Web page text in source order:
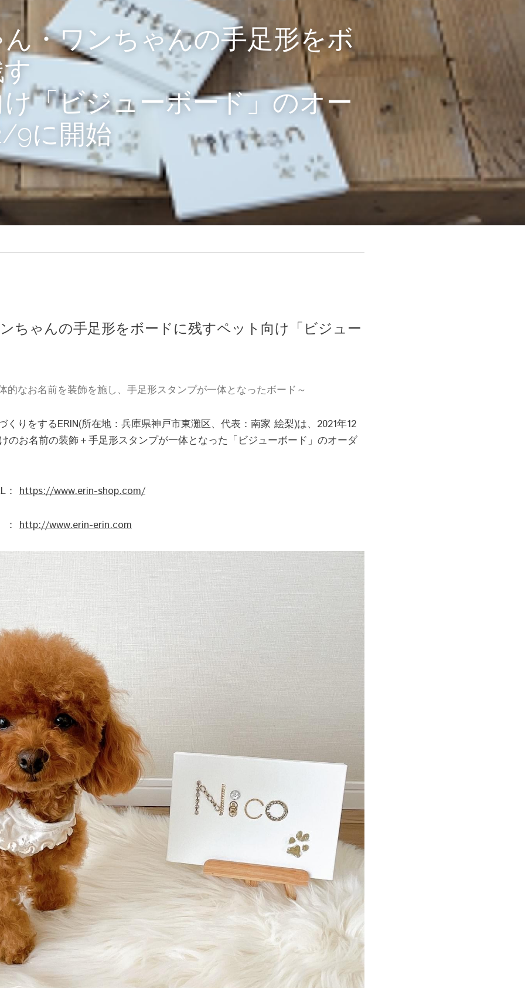
・ワンちゃんの手足形をボ
す
「ビジューボード」のオー
9に開始
。立体的なお名前を装飾を施し、
一体となったボード～
ちゃんの手足形をボードに残すペット向け「ビジュー
的なお名前を装飾を施し、手足形スタンプが一体となったボード～
くりをするERIN(所在地：兵庫県神戸市東灘区、代表：南家 絵梨)は、2021年12
のお名前の装飾＋手足形スタンプが一体となった「ビジューボード」のオーダ
https://www.erin-shop.com/
http://www.erin-erin.com